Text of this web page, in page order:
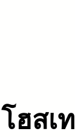
ฮสเ